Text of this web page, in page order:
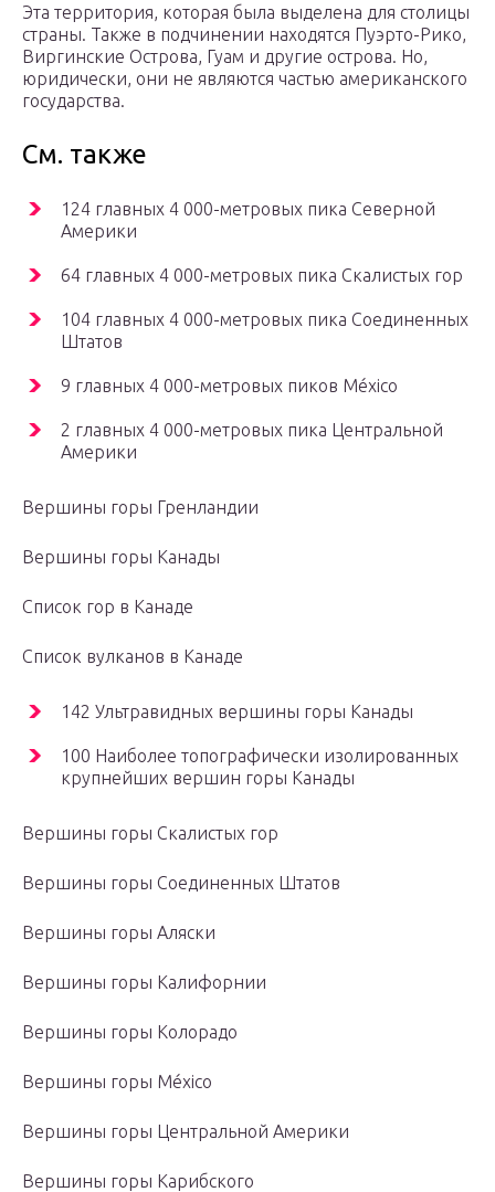
Эта территория, которая была выделена для столицы
страны. Также в подчинении находятся Пуэрто-Рико,
Виргинские Острова, Гуам и другие острова. Но,
юридически, они не являются частью американского
государства.
См. также
124 главных 4 000-метровых пика Северной
Америки
64 главных 4 000-метровых пика Скалистых гор
104 главных 4 000-метровых пика Соединенных
Штатов
9 главных 4 000-метровых пиков México
2 главных 4 000-метровых пика Центральной
Америки
Вершины горы Гренландии
Вершины горы Канады
Список гор в Канаде
Список вулканов в Канаде
142 Ультравидных вершины горы Канады
100 Наиболее топографически изолированных
крупнейших вершин горы Канады
Вершины горы Скалистых гор
Вершины горы Соединенных Штатов
Вершины горы Аляски
Вершины горы Калифорнии
Вершины горы Колорадо
Вершины горы México
Вершины горы Центральной Америки
Вершины горы Карибского